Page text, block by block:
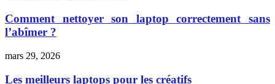
Comment nettoyer son laptop correctement sans
l’abîmer ?
mars 29, 2026
Les meilleurs laptops pour les créatifs